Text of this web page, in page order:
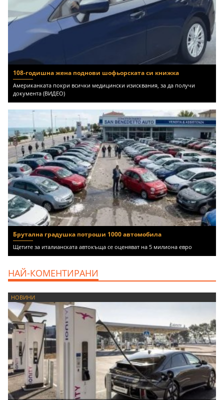
108-годишна жена поднови шофьорската си книжка
Американката покри всички медицински изисквания, за да получи
документа (ВИДЕО)
Брутална градушка потроши 1000 автомобила
Щетите за италианската автокъща се оценяват на 5 милиона евро
НАЙ-КОМЕНТИРАНИ
НОВИНИ